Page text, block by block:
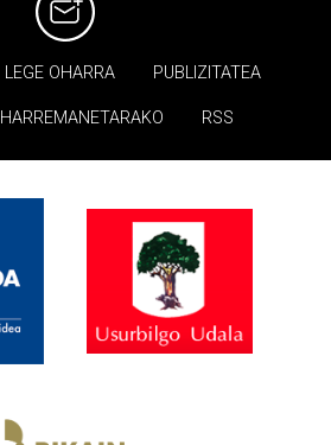
LEGE OHARRA PUBLIZITATEA
HARREMANETARAKO RSS